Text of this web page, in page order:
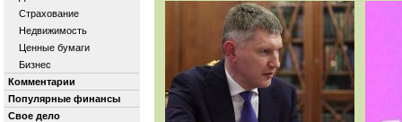
Страхование
Недвижимость
Ценные бумаги
Бизнес
Комментарии
Популярные финансы
Свое дело